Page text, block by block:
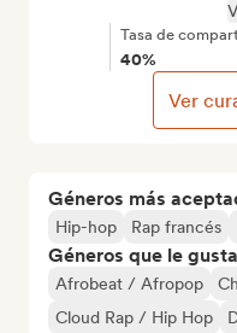
Géneros más
Hip-hop Rap francés
Géneros que le
Afrobeat / Afropop
Cloud Rap / Hip Hop
Tasa de
40%
Ver